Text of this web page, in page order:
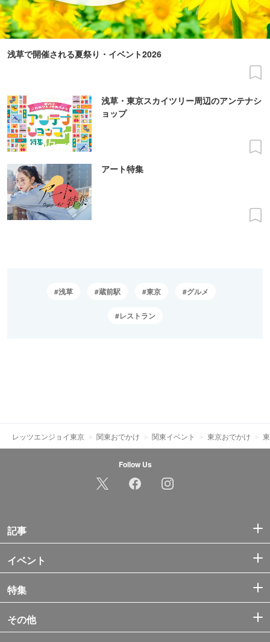
浅草で開催される夏祭り・イベント2026
浅草・東京スカイツリー周辺のアンテナシ
ョップ
アート特集
浅草 蔵前駅 東京 グルメ
レストラン
レッツエンジョイ東京 関東おでかけ 関東イベント 東京おでかけ
Follow Us
記事
イベント
特集
その他